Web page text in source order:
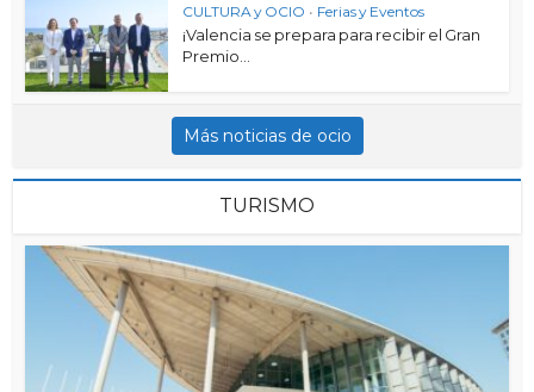
CULTURA y OCIO • Ferias y Eventos
¡Valencia se prepara para recibir el Gran
Premio...
Más noticias de ocio
TURISMO